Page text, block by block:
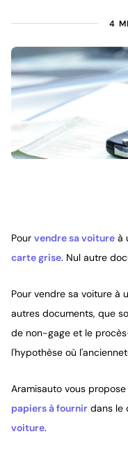
4
Pour vendre sa voiture à
carte grise. Nul autre
Pour vendre sa voiture à
autres documents, que
de non-gage et le
l'hypothèse où
Aramisauto vous
papiers à fournir dans le
voiture.